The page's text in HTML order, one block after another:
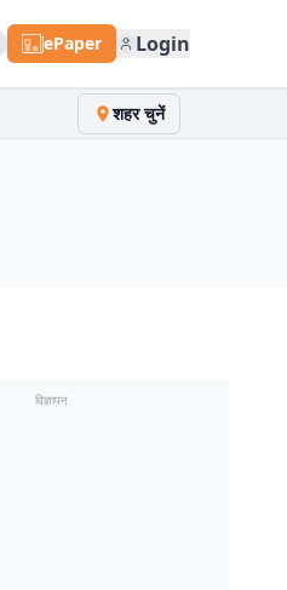
ePaper Login
शहर चुनें
विज्ञापन